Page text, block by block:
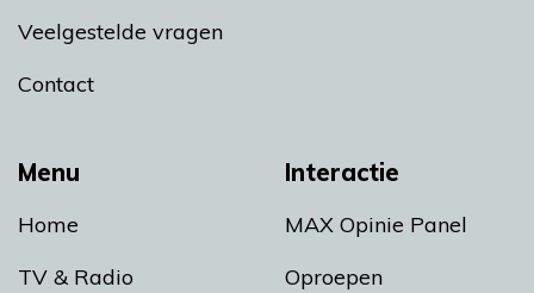
Menu
Home
TV & Radio
Interactie
MAX Opinie Panel
Oproepen
Veelgestelde vragen
Contact